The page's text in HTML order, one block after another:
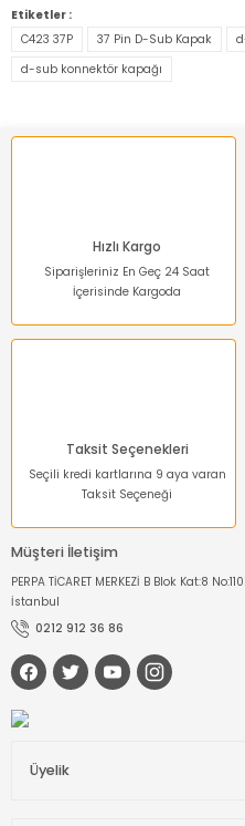
konularda yetersiz
kullanarak tarafımıza
Görüş ve önerileriniz için
Ürün açıklamasında eksik
Bu ürüne benzer farklı
Etiketler :
C423 37P
37 Pin D-Sub Kapak
d-sub konnektör kapağı
Hızlı Kargo
Siparişleriniz En Geç 24 Saat
İçerisinde Kargoda
Taksit Seçenekleri
Seçili kredi kartlarına 9 aya varan
Taksit Seçeneği
Müşteri İletişim
PERPA TİCARET MERKEZİ B Blok Kat:8
İstanbul
0212 912 36 86
Üyelik